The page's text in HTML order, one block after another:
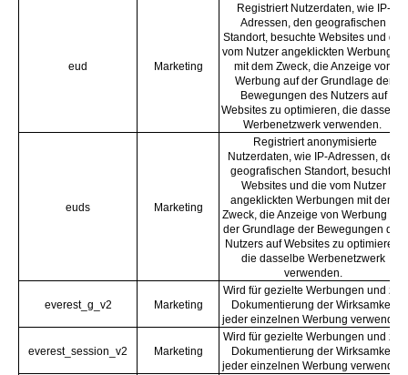
eud Marketing
Registriert Nutzerdaten, wie IP-
Adressen, den geografischen
Standort, besuchte Websites und die
vom Nutzer angeklickten Werbungen
mit dem Zweck, die Anzeige von
Werbung auf der Grundlage der
Bewegungen des Nutzers auf
Websites zu optimieren, die dasselbe
Werbenetzwerk verwenden.
euds Marketing
Registriert anonymisierte
Nutzerdaten, wie IP-Adressen, den
geografischen Standort, besuchte
Websites und die vom Nutzer
angeklickten Werbungen mit dem
Zweck, die Anzeige von Werbung auf
der Grundlage der Bewegungen des
Nutzers auf Websites zu optimieren,
die dasselbe Werbenetzwerk
verwenden.
everest_g_v2 Marketing
Wird für gezielte Werbungen und zur
Dokumentierung der Wirksamkeit
jeder einzelnen Werbung verwendet.
everest_session_v2 Marketing
Wird für gezielte Werbungen und zur
Dokumentierung der Wirksamkeit
jeder einzelnen Werbung verwendet.